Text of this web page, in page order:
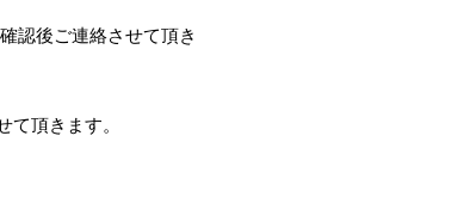
確認後ご連絡させて頂き
頂きます。